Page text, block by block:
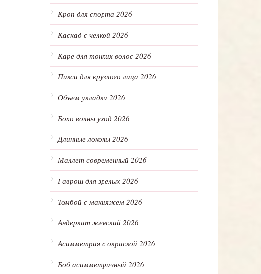
Кроп для спорта 2026
Каскад с челкой 2026
Каре для тонких волос 2026
Пикси для круглого лица 2026
Объем укладки 2026
Бохо волны уход 2026
Длинные локоны 2026
Маллет современный 2026
Гаврош для зрелых 2026
Томбой с макияжем 2026
Андеркат женский 2026
Асимметрия с окраской 2026
Боб асимметричный 2026